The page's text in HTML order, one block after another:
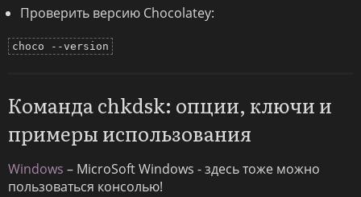
Проверить версию Chocolatey:
choco --version
Команда chkdsk: опции, ключи и
примеры использования
Windows – MicroSoft Windows - здесь тоже можно
пользоваться консолью!